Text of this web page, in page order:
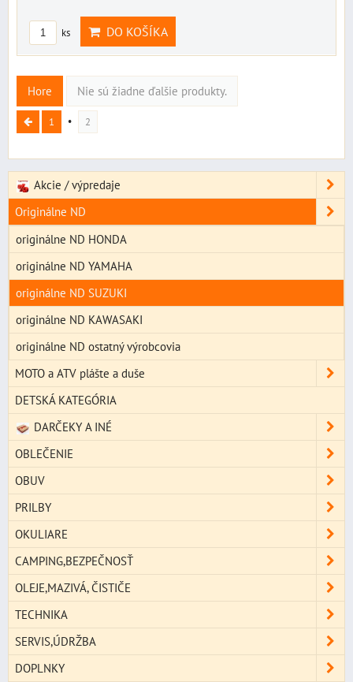
ks DO KOŠÍKA
Hore Nie sú žiadne ďalšie produkty.
1 2
Akcie / výpredaje
Originálne ND
originálne ND HONDA
originálne ND YAMAHA
originálne ND SUZUKI
originálne ND KAWASAKI
originálne ND ostatný výrobcovia
MOTO a ATV plášte a duše
DETSKÁ KATEGÓRIA
DARČEKY A INÉ
OBLEČENIE
OBUV
PRILBY
OKULIARE
CAMPING,BEZPEČNOSŤ
OLEJE,MAZIVÁ, ČISTIČE
TECHNIKA
SERVIS,ÚDRŽBA
DOPLNKY